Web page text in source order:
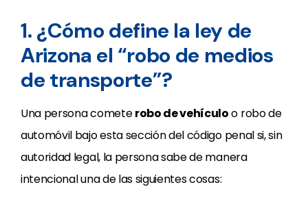
1. ¿Cómo define la ley de
Arizona el “robo de medios
de transporte”?
Una persona cometerobo de vehículoo robo de
automóvil bajo esta sección del código penal si, sin
autoridad legal, la persona sabe de manera
intencional una de las siguientes cosas: